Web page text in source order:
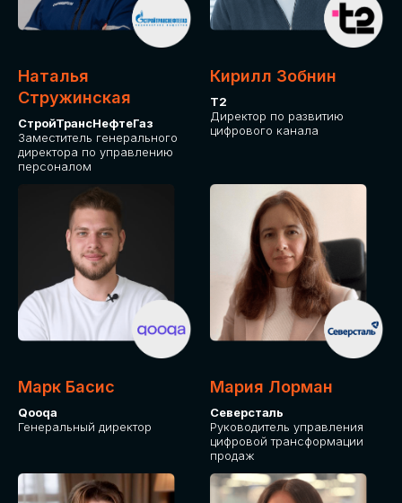
Наталья
Стружинская
СтройТрансНефтеГаз
Заместитель генерального
директора по управлению
персоналом
Кирилл Зобнин
Т2
Директор по развитию
цифрового канала
Марк Басис
Qooqa
Генеральный директор
Мария Лорман
Северсталь
Руководитель управления
цифровой трансформации
продаж
опытом и экспертизой. Будем рады
сотрудничеству!
СРЕДИ ПАРТНЕРОВ
МЕРОПРИЯТИЯ